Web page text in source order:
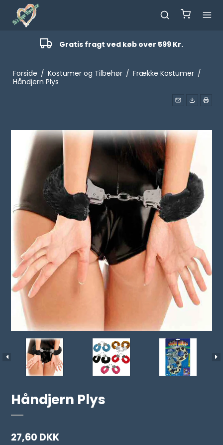
Gratis fragt ved køb over 599 Kr.
Forside / Kostumer og Tilbehør / Frække Kostumer /
Håndjern Plys
Håndjern Plys
27,60 DKK